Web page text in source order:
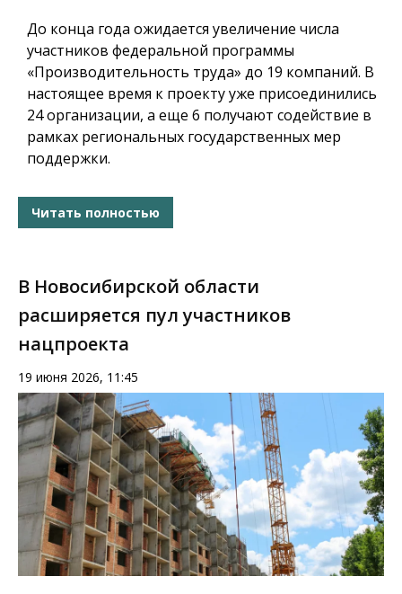
До конца года ожидается увеличение числа
участников федеральной программы
«Производительность труда» до 19 компаний. В
настоящее время к проекту уже присоединились
24 организации, а еще 6 получают содействие в
рамках региональных государственных мер
поддержки.
Читать полностью
В Новосибирской области
расширяется пул участников
нацпроекта
19 июня 2026, 11:45